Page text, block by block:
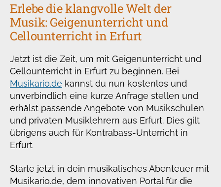
Erlebe die klangvolle Welt der
Musik: Geigenunterricht und
Cellounterricht in Erfurt
Jetzt ist die Zeit, um mit Geigenunterricht und
Cellounterricht in Erfurt zu beginnen. Bei
Musikario.de kannst du nun kostenlos und
unverbindlich eine kurze Anfrage stellen und
erhälst passende Angebote von Musikschulen
und privaten Musiklehrern aus Erfurt. Dies gilt
übrigens auch für Kontrabass-Unterricht in
Erfurt
Starte jetzt in dein musikalisches Abenteuer mit
Musikario.de, dem innovativen Portal für die